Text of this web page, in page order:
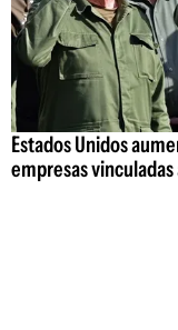
Estados Unidos
empresas